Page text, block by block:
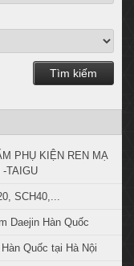
Tìm kiếm
PHỤ KIỆN REN MẠ
TAIGU
SCH40,...
Daejin Hàn Quốc
Quốc tại Hà Nội